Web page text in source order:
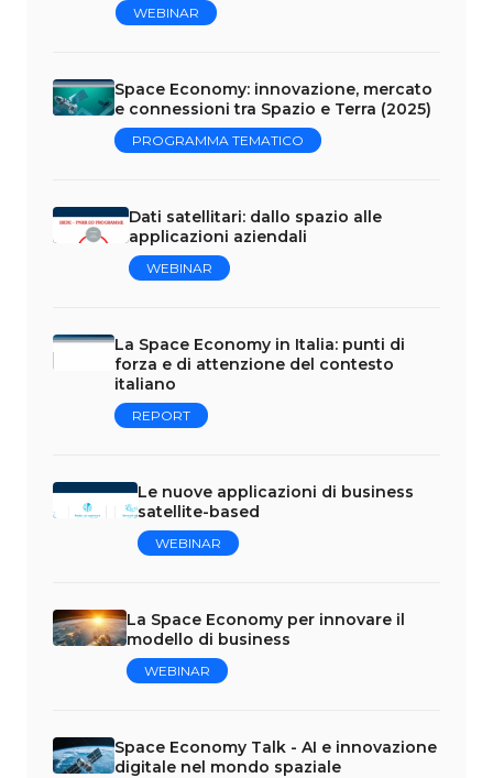
WEBINAR
Space Economy: innovazione, mercato
e connessioni tra Spazio e Terra (2025)
PROGRAMMA TEMATICO
Dati satellitari: dallo spazio alle
applicazioni aziendali
WEBINAR
La Space Economy in Italia: punti di
forza e di attenzione del contesto
italiano
REPORT
Le nuove applicazioni di business
satellite-based
WEBINAR
La Space Economy per innovare il
modello di business
WEBINAR
Space Economy Talk - AI e innovazione
digitale nel mondo spaziale